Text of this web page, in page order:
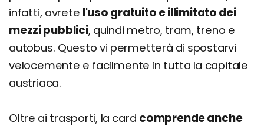
infatti, avrete l'uso gratuito e illimitato dei
mezzi pubblici, quindi metro, tram, treno e
autobus. Questo vi permetterà di spostarvi
velocemente e facilmente in tutta la capitale
austriaca.
Oltre ai trasporti, la card comprende anche